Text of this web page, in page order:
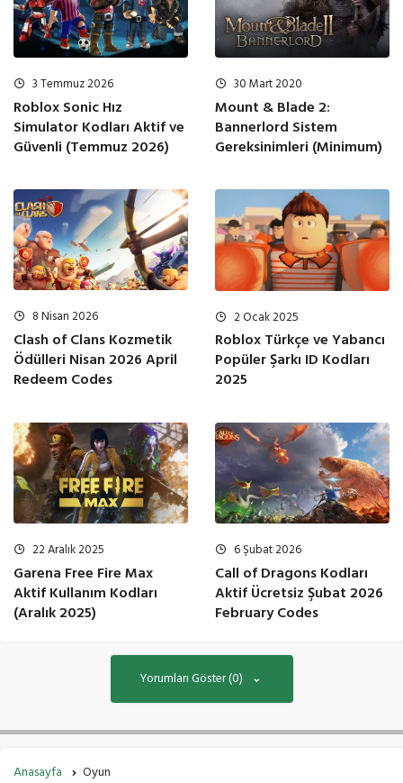
3 Temmuz 2026
Roblox Sonic Hız
Simulator Kodları Aktif ve
Güvenli (Temmuz 2026)
30 Mart 2020
Mount & Blade 2:
Bannerlord Sistem
Gereksinimleri (Minimum)
8 Nisan 2026
Clash of Clans Kozmetik
Ödülleri Nisan 2026 April
Redeem Codes
2 Ocak 2025
Roblox Türkçe ve Yabancı
Popüler Şarkı ID Kodları
2025
22 Aralık 2025
Garena Free Fire Max
Aktif Kullanım Kodları
(Aralık 2025)
6 Şubat 2026
Call of Dragons Kodları
Aktif Ücretsiz Şubat 2026
February Codes
Yorumları Göster (0)
Anasayfa Oyun